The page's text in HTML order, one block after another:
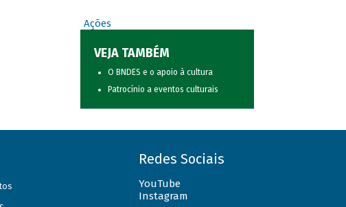
Ações
VEJA TAMBÉM
O BNDES e o apoio à cultura
Patrocínio a eventos culturais
Redes Sociais
YouTube
Instagram